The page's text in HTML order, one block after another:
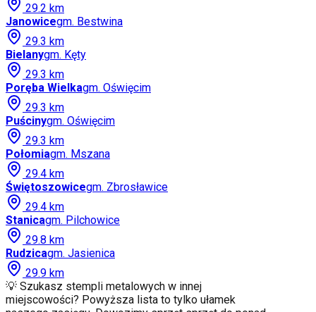
29.2 km
Janowicegm. Bestwina
29.3 km
Bielanygm. Kęty
29.3 km
Poręba Wielkagm. Oświęcim
29.3 km
Puścinygm. Oświęcim
29.3 km
Połomiagm. Mszana
29.4 km
Świętoszowicegm. Zbrosławice
29.4 km
Stanicagm. Pilchowice
29.8 km
Rudzicagm. Jasienica
29.9 km
💡 Szukasz stempli metalowych w innej
miejscowości? Powyższa lista to tylko ułamek